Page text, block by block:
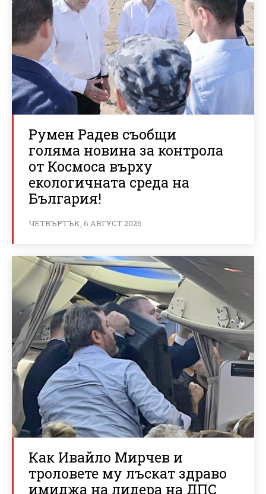
Румен Радев съобщи
голяма новина за контрола
от Космоса върху
екологичната среда на
България!
ЧЕТВЪРТЪК, 6 АВГУСТ 2026
Как Ивайло Мирчев и
троловете му лъскат здраво
имиджа на лидера на ДПС